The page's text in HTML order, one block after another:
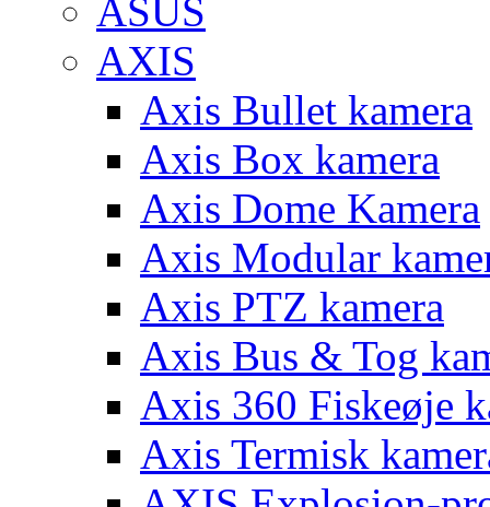
ASUS
AXIS
Axis Bullet kamera
Axis Box kamera
Axis Dome Kamera
Axis Modular
Axis PTZ kamera
Axis Bus & Tog
Axis 360 Fiskeøje
Axis Termisk